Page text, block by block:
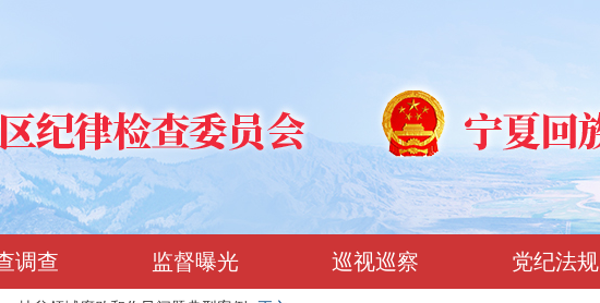
调查 监督曝光 巡视巡察 党纪法规